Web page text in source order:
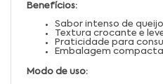
Benefícios:
Sabor intenso de queijo
Textura crocante e
Praticidade para
Embalagem
Modo de uso: